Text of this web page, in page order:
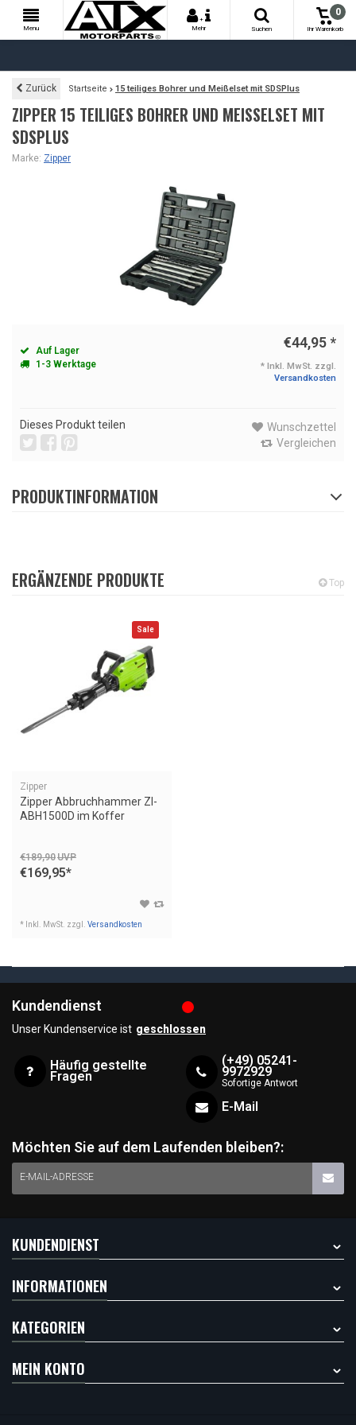
Menu
+
Mehr
Suchen
0
Ihr Warenkorb
Zurück Startseite 15 teiliges Bohrer und Meißelset mit SDSPlus
ZIPPER 15 TEILIGES BOHRER UND MEISSELSET MIT S
DSPLUS
Marke: Zipper
Auf Lager
1-3 Werktage
€44,95*
* Inkl. MwSt. zzgl.
Versandkosten
Dieses Produkt teilen
Wunschzettel
Vergleichen
PRODUKTINFORMATION
ERGÄNZENDE PRODUKTE Top
Sale
Zipper
Zipper Abbruchhammer ZI-
ABH1500D im Koffer
€189,90UVP
€169,95*
* Inkl. MwSt. zzgl. Versandkosten
Kundendienst
Unser Kundenservice ist geschlossen
Häufig gestellte
Fragen
(+49) 05241-
9972929
Sofortige Antwort
E-Mail
Möchten Sie auf dem Laufenden bleiben?:
E-MAIL-ADRESSE
KUNDENDIENST
INFORMATIONEN
KATEGORIEN
MEIN KONTO